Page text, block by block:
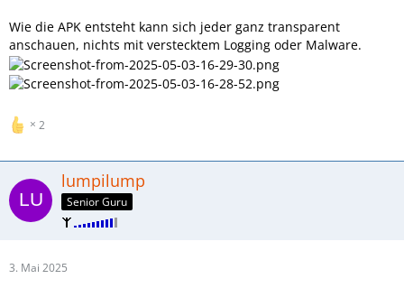
Wie die APK entsteht kann sich jeder ganz transparent
anschauen, nichts mit verstecktem Logging oder Malware.
2
lumpilump
Senior Guru
3. Mai 2025